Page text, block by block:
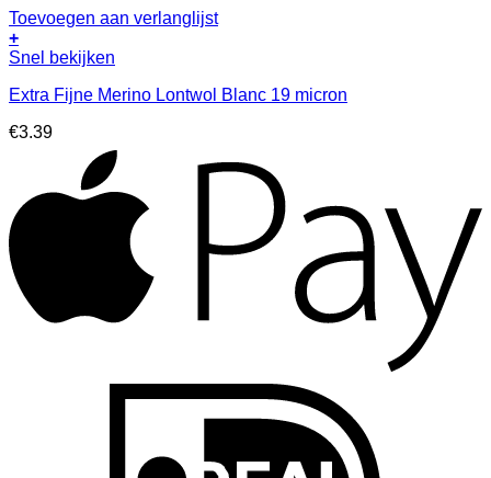
Toevoegen aan verlanglijst
+
Snel bekijken
Extra Fijne Merino Lontwol Blanc 19 micron
€3.39